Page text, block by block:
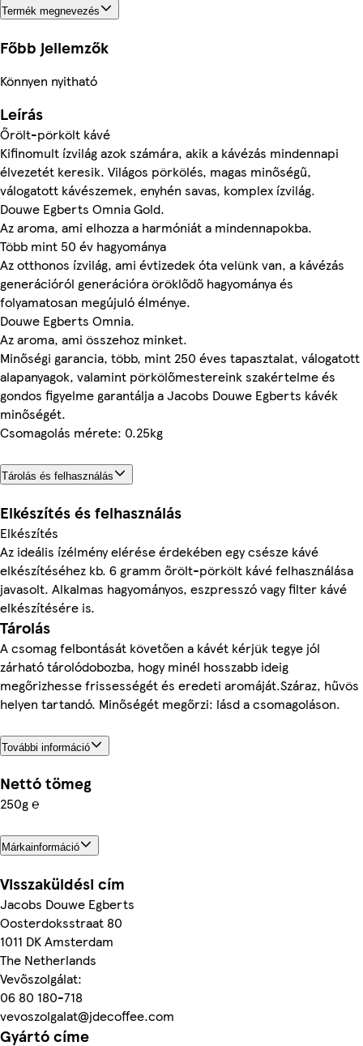
Termék megnevezés
Főbb jellemzők
Könnyen nyitható
Leírás
Őrölt-pörkölt kávé
Kifinomult ízvilág azok számára, akik a kávézás mindennapi
élvezetét keresik. Világos pörkölés, magas minőségű,
válogatott kávészemek, enyhén savas, komplex ízvilág.
Douwe Egberts Omnia Gold.
Az aroma, ami elhozza a harmóniát a mindennapokba.
Több mint 50 év hagyománya
Az otthonos ízvilág, ami évtizedek óta velünk van, a kávézás
generációról generációra öröklődő hagyománya és
folyamatosan megújuló élménye.
Douwe Egberts Omnia.
Az aroma, ami összehoz minket.
Minőségi garancia, több, mint 250 éves tapasztalat, válogatott
alapanyagok, valamint pörkölőmestereink szakértelme és
gondos figyelme garantálja a Jacobs Douwe Egberts kávék
minőségét.
Csomagolás mérete: 0.25kg
Tárolás és felhasználás
Elkészítés és felhasználás
Elkészítés
Az ideális ízélmény elérése érdekében egy csésze kávé
elkészítéséhez kb. 6 gramm őrölt-pörkölt kávé felhasználása
javasolt. Alkalmas hagyományos, eszpresszó vagy filter kávé
elkészítésére is.
Tárolás
A csomag felbontását követően a kávét kérjük tegye jól
zárható tárolódobozba, hogy minél hosszabb ideig
megőrizhesse frissességét és eredeti aromáját.Száraz, hűvös
helyen tartandó. Minőségét megőrzi: lásd a csomagoláson.
További információ
Nettó tömeg
250g ℮
Márkainformáció
Visszaküldési cím
Jacobs Douwe Egberts
Oosterdoksstraat 80
1011 DK Amsterdam
The Netherlands
Vevőszolgálat:
06 80 180-718
vevoszolgalat@jdecoffee.com
Gyártó címe